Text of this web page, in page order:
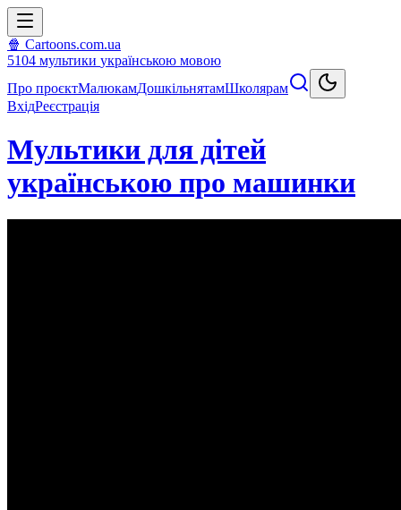
🍿 Cartoons.com.ua
5104 мультики українською мовою
Про проєктМалюкамДошкільнятамШколярам
ВхідРеєстрація
Мультики для дітей
українською про машинки